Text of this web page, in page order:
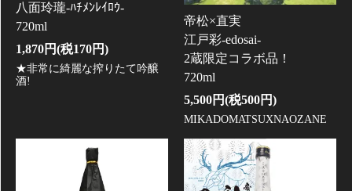
八面玲瓏-ﾊﾁﾒﾝﾚｲﾛｳ-
720ml
1,870円(税170円)
★非常に綺麗な搾りたて吟醸
酒!
帝松×直実
江戸彩-edosai-
2蔵限定コラボ品！
720ml
5,500円(税500円)
MIKADOMATSUXNAOZANE